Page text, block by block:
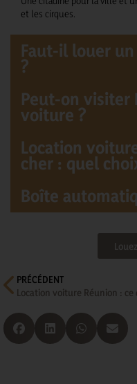
et les cirques.
Faut-il louer un
?
Peut-on visiter
voiture ?
Location
cher : quel
Boîte
PRÉCÉDENT